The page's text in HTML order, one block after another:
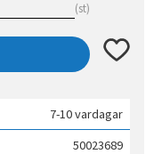
st
Lägg till
7-10 vardagar
50023689